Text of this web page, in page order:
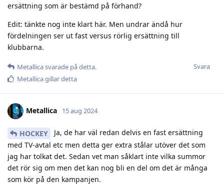
ersättning som är bestämd på förhand?
Edit: tänkte nog inte klart här. Men undrar ändå hur
fördelningen ser ut fast versus rörlig ersättning till
klubbarna.
Svara
Metallicasvarade på detta.
Metallicagillar detta
Metallica 15 aug 2024
HOCKEY
Ja, de har väl redan delvis en fast ersättning
med TV-avtal etc men detta ger extra stålar utöver det som
jag har tolkat det. Sedan vet man såklart inte vilka summor
det rör sig om men det kan nog bli en del om det är många
som kör på den kampanjen.